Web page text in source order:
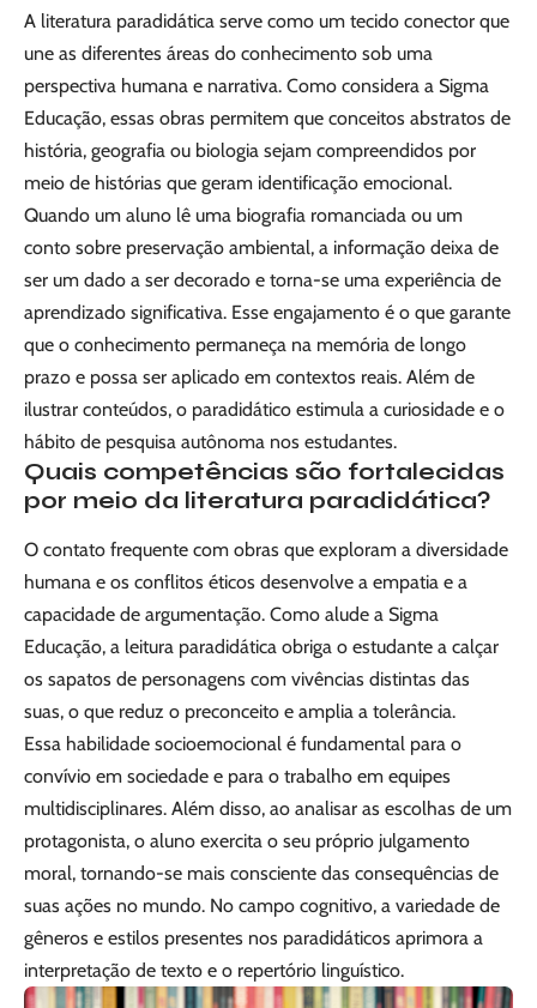
A literatura paradidática serve como um tecido conector que
une as diferentes áreas do conhecimento sob uma
perspectiva humana e narrativa. Como considera a Sigma
Educação, essas obras permitem que conceitos abstratos de
história, geografia ou biologia sejam compreendidos por
meio de histórias que geram identificação emocional.
Quando um aluno lê uma biografia romanciada ou um
conto sobre preservação ambiental, a informação deixa de
ser um dado a ser decorado e torna-se uma experiência de
aprendizado significativa. Esse engajamento é o que garante
que o conhecimento permaneça na memória de longo
prazo e possa ser aplicado em contextos reais. Além de
ilustrar conteúdos, o paradidático estimula a curiosidade e o
hábito de pesquisa autônoma nos estudantes.
Quais competências são fortalecidas
por meio da literatura paradidática?
O contato frequente com obras que exploram a diversidade
humana e os conflitos éticos desenvolve a empatia e a
capacidade de argumentação. Como alude a Sigma
Educação, a leitura paradidática obriga o estudante a calçar
os sapatos de personagens com vivências distintas das
suas, o que reduz o preconceito e amplia a tolerância.
Essa habilidade socioemocional é fundamental para o
convívio em sociedade e para o trabalho em equipes
multidisciplinares. Além disso, ao analisar as escolhas de um
protagonista, o aluno exercita o seu próprio julgamento
moral, tornando-se mais consciente das consequências de
suas ações no mundo. No campo cognitivo, a variedade de
gêneros e estilos presentes nos paradidáticos aprimora a
interpretação de texto e o repertório linguístico.